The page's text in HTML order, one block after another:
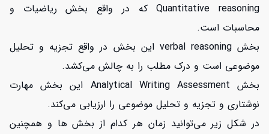
Quantitative reasoning که در واقع بخش ریاضیات و
محاسبات است.
بخش verbal reasoning این بخش در واقع تجزیه و تحلیل
موضوعی است و درک مطلب را به چالش می‌کشد.
بخش Analytical Writing Assessment این بخش مهارت
نوشتاری و تجزیه و تحلیل موضوعی را ارزیابی می‌کند.
در شکل زیر می‌توانید زمان هر کدام از بخش ها و همچنین